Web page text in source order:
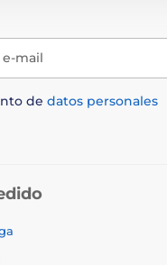
mail
de datos personales